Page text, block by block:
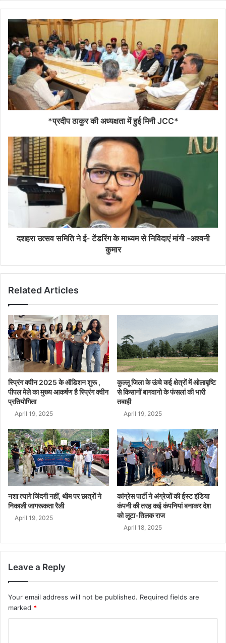
*प्रदीप ठाकुर की अध्यक्षता में हुई मिनी JCC*
दशहरा उत्सव समिति ने ई- टेंडरिंग के माध्यम से निविदाएं मांगी -अश्वनी
कुमार
Related Articles
स्प्रिंग क्वीन 2025 के ऑडिशन शुरू ,
पीपल मेले का मुख्य आकर्षण है स्प्रिंग क्वीन
प्रतियोगिता
April 19, 2025
कुल्लू जिला के ऊंचे कई क्षेत्रों में ओलाबृष्टि
से किसानों बागवानो के फंसलां की भारी
तबाही
April 19, 2025
नशा त्यागे जिंदगी नहीं, थीम पर छात्रों ने
निकाली जागरूकता रैली
April 19, 2025
कांग्रेस पार्टी ने अंग्रेजों की ईस्ट इंडिया
कंपनी की तरह कई कंपनियां बनाकर देश
को लूटा-तिलक राज
April 18, 2025
Leave a Reply
Your email address will not be published. Required fields are
marked *